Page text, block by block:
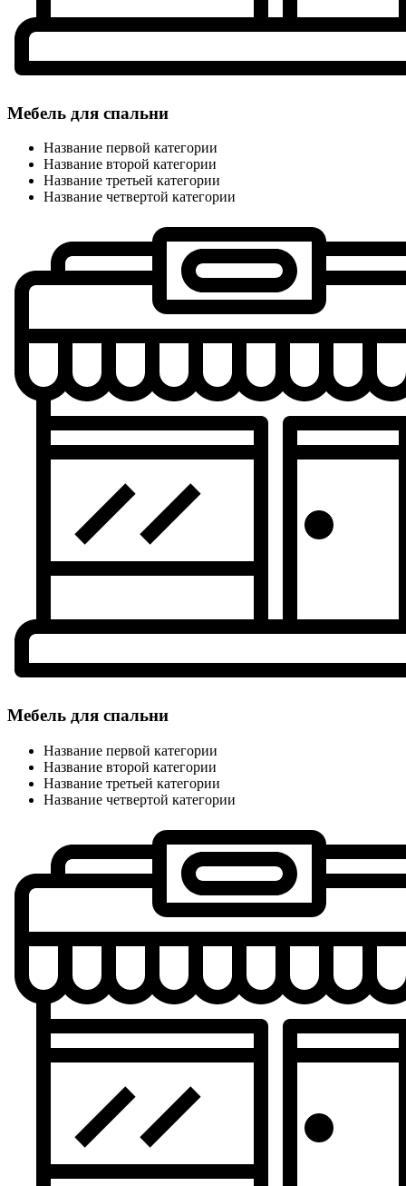
Мебель для спальни
Название первой категории
Название второй категории
Название третьей категории
Название четвертой категории
Мебель для спальни
Название первой категории
Название второй категории
Название третьей категории
Название четвертой категории